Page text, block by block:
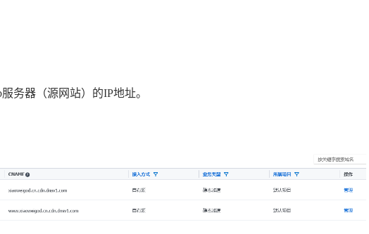
务器（源网站）的IP地址。